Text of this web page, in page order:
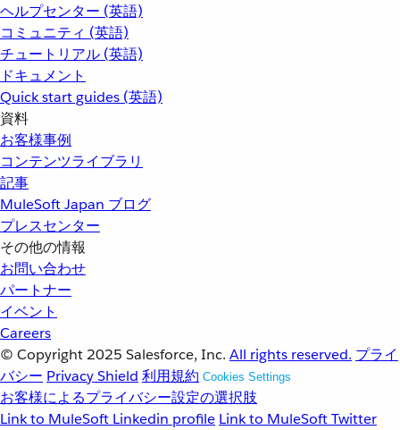
ヘルプセンター (英語)
コミュニティ (英語)
チュートリアル (英語)
ドキュメント
Quick start guides (英語)
資料
お客様事例
コンテンツライブラリ
記事
MuleSoft Japan ブログ
プレスセンター
その他の情報
お問い合わせ
パートナー
イベント
Careers
© Copyright 2025 Salesforce, Inc. All rights reserved. プライ
バシー Privacy Shield 利用規約 Cookies Settings
お客様によるプライバシー設定の選択肢
Link to MuleSoft Linkedin profile Link to MuleSoft Twitter